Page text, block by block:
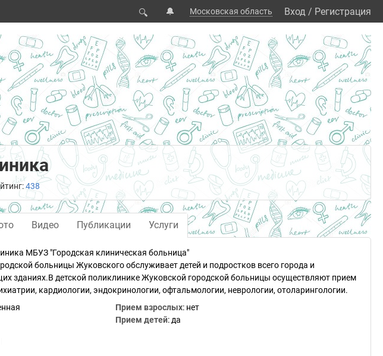
🔍 🔔 Московская область Вход / Регистрация
438
Видео Публикации Услуги
МБУЗ "Городская клиническая больница"
больницы Жуковского обслуживает детей и подростков всего города и
зданиях.В детской поликлинике Жуковской городской больницы осуществляют прием
кардиологии, эндокринологии, офтальмологии, неврологии, отоларингологии.
Прием взрослых: нет
Прием детей: да